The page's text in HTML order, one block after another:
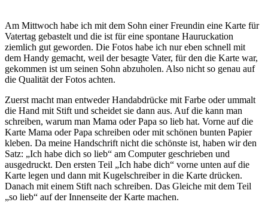
Am Mittwoch habe ich mit dem Sohn einer Freundin eine Karte für
Vatertag gebastelt und die ist für eine spontane Hauruckation
ziemlich gut geworden. Die Fotos habe ich nur eben schnell mit
dem Handy gemacht, weil der besagte Vater, für den die Karte war,
gekommen ist um seinen Sohn abzuholen. Also nicht so genau auf
die Qualität der Fotos achten.
Zuerst macht man entweder Handabdrücke mit Farbe oder ummalt
die Hand mit Stift und scheidet sie dann aus. Auf die kann man
schreiben, warum man Mama oder Papa so lieb hat. Vorne auf die
Karte Mama oder Papa schreiben oder mit schönen bunten Papier
kleben. Da meine Handschrift nicht die schönste ist, haben wir den
Satz: „Ich habe dich so lieb“ am Computer geschrieben und
ausgedruckt. Den ersten Teil „Ich habe dich“ vorne unten auf die
Karte legen und dann mit Kugelschreiber in die Karte drücken.
Danach mit einem Stift nach schreiben. Das Gleiche mit dem Teil
„so lieb“ auf der Innenseite der Karte machen.